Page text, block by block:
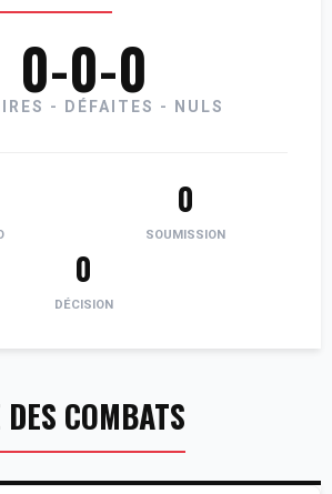
0-0-0
- DÉFAITES - NULS
0
SOUMISSION
0
DÉCISION
COMBATS